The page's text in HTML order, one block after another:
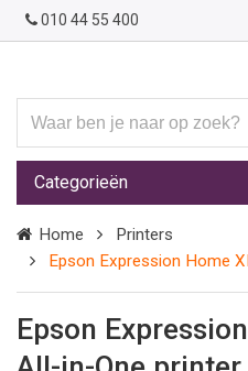
010 44 55 400
ben
je
naar
op
zoek?
Categorieën
Home
Printers
Epson Expression Home
Epson